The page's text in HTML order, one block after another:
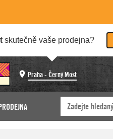
skutečně vaše prodejna?
Praha - Černý Most